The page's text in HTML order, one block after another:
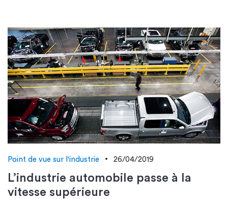
Point de vue sur l'industrie 26/04/2019
L’industrie automobile passe à la
vitesse supérieure